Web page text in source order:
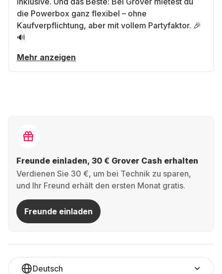
die Powerbox ganz flexibel – ohne
Kaufverpflichtung, aber mit vollem Partyfaktor. 🎉
🔊
Mehr anzeigen
Freunde einladen, 30 € Grover Cash erhalten
Verdienen Sie 30 €, um bei Technik zu sparen,
und Ihr Freund erhält den ersten Monat gratis.
Freunde einladen
Deutsch